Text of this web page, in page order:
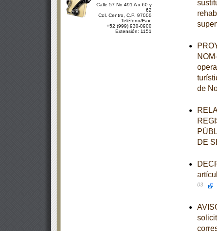
Calle 57 No 491 A x 60 y
62
Col. Centro, C.P. 97000
Teléfono/Fax:
+52 (999) 930-0900
Extensión: 1151
de
DE
03